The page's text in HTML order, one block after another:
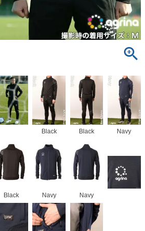
Black Black Navy
Black Navy Navy